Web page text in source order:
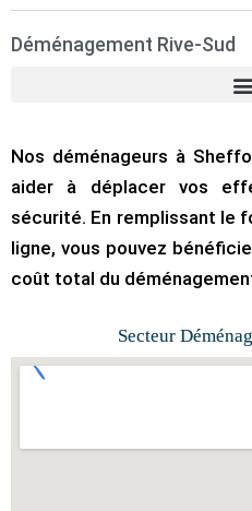
Déménagement Rive-Sud
Nos déménageurs à
aider à déplacer vos
sécurité. En remplissant le
ligne, vous pouvez
coût total du
Secteur